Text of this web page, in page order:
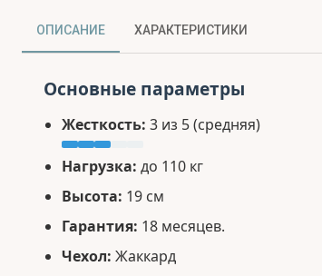
ОПИСАНИЕ ХАРАКТЕРИСТИКИ
Основные параметры
Жесткость: 3 из 5 (средняя)
Нагрузка: до 110 кг
Высота: 19 см
Гарантия: 18 месяцев.
Чехол: Жаккард